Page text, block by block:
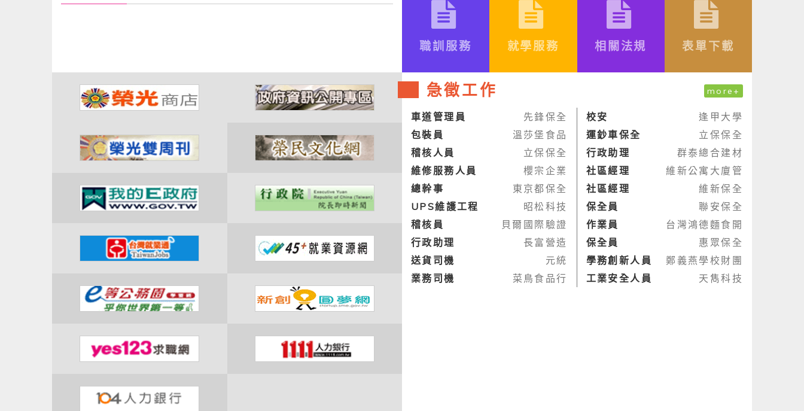
職訓服務 就學服務 相關法規 表單下載
急徵工作 more+
車道管理員
先鋒保全
包裝員
溫莎堡食品
稽核人員
立保保全
維修服務人員
櫻宗企業
總幹事
東京都保全
UPS維護工程
昭松科技
稽核員
貝爾國際驗證
行政助理
長富營造
送貨司機
元統
業務司機
菜鳥食品行
校安
逢甲大學
運鈔車保全
立保保全
行政助理
群泰總合建材
社區經理
維新公寓大廈管
社區經理
維新保全
保全員
聯安保全
作業員
台灣鴻德麵食開
保全員
惠眾保全
學務創新人員
鄭義燕學校財團
工業安全人員
天雋科技